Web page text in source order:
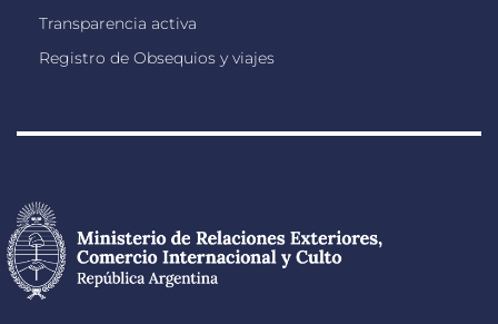
Transparencia activa
Registro de Obsequios y viajes